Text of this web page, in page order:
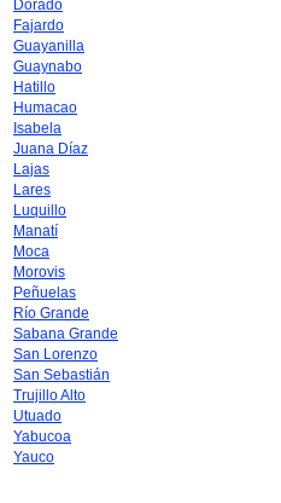
Dorado
Fajardo
Guayanilla
Guaynabo
Hatillo
Humacao
Isabela
Juana Díaz
Lajas
Lares
Luquillo
Manatí
Moca
Morovis
Peñuelas
Río Grande
Sabana Grande
San Lorenzo
San Sebastián
Trujillo Alto
Utuado
Yabucoa
Yauco